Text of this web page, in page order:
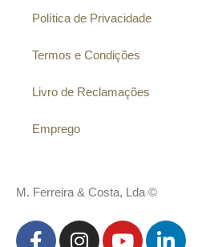
Política de Privacidade
Termos e Condições
Livro de Reclamações
Emprego
M. Ferreira & Costa, Lda ©